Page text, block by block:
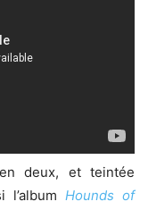
deux, et teintée
l’album Hounds of